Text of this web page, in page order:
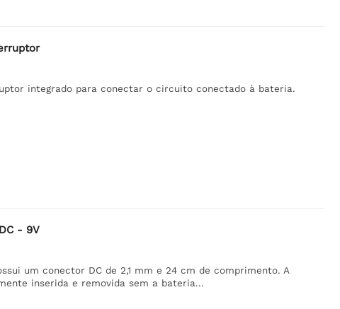
integrado para conectar o circuito conectado à bateria.
- 9V
um conector DC de 2,1 mm e 24 cm de comprimento. A
inserida e removida sem a bateria...